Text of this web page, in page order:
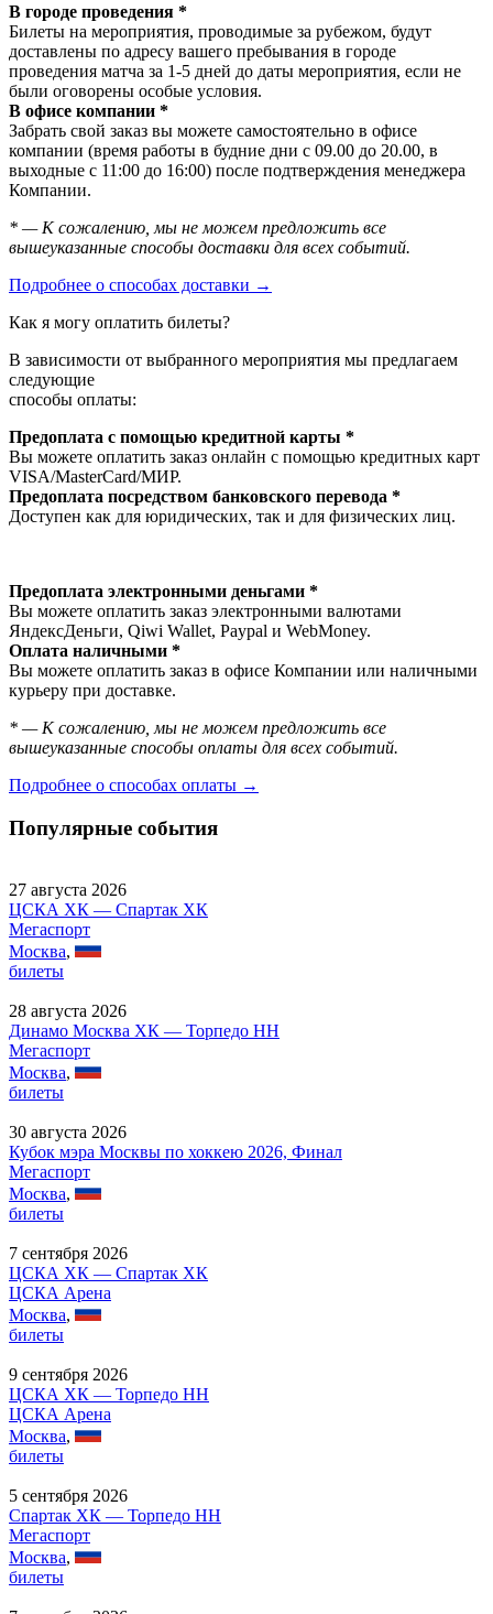
В городе проведения *
Билеты на мероприятия, проводимые за рубежом, будут
доставлены по адресу вашего пребывания в городе
проведения матча за 1-5 дней до даты мероприятия, если не
были оговорены особые условия.
В офисе компании *
Забрать свой заказ вы можете самостоятельно в офисе
компании (время работы в будние дни с 09.00 до 20.00, в
выходные с 11:00 до 16:00) после подтверждения менеджера
Компании.
* — К сожалению, мы не можем предложить все
вышеуказанные способы доставки для всех событий.
Подробнее о способах доставки →
Как я могу оплатить билеты?
В зависимости от выбранного мероприятия мы предлагаем
следующие
способы оплаты:
Предоплата с помощью кредитной карты *
Вы можете оплатить заказ онлайн с помощью кредитных карт
VISA/MasterСard/МИР.
Предоплата посредством банковского перевода *
Доступен как для юридических, так и для физических лиц.
Предоплата электронными деньгами *
Вы можете оплатить заказ электронными валютами
ЯндексДеньги, Qiwi Wallet, Paypal и WebMoney.
Оплата наличными *
Вы можете оплатить заказ в офисе Компании или наличными
курьеру при доставке.
* — К сожалению, мы не можем предложить все
вышеуказанные способы оплаты для всех событий.
Подробнее о способах оплаты →
Популярные события
27 августа 2026
ЦСКА ХК — Спартак ХК
Мегаспорт
Москва,
билеты
28 августа 2026
Динамо Москва ХК — Торпедо НН
Мегаспорт
Москва,
билеты
30 августа 2026
Кубок мэра Москвы по хоккею 2026, Финал
Мегаспорт
Москва,
билеты
7 сентября 2026
ЦСКА ХК — Спартак ХК
ЦСКА Арена
Москва,
билеты
9 сентября 2026
ЦСКА ХК — Торпедо НН
ЦСКА Арена
Москва,
билеты
5 сентября 2026
Спартак ХК — Торпедо НН
Мегаспорт
Москва,
билеты